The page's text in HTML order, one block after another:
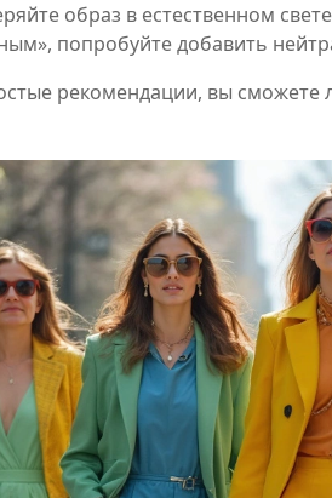
образ в естественном
попробуйте добавить
рекомендации, вы сможете